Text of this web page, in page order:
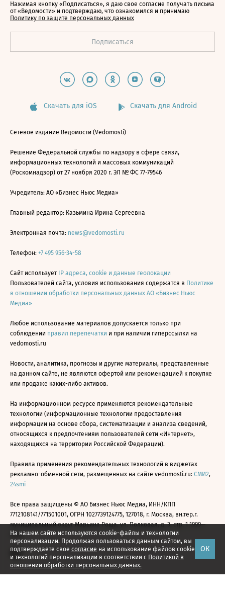
На нашем сайте используются cookie-файлы и технологии
персонализации. Продолжая пользоваться данным сайтом, вы
подтверждаете свое согласие на использование файлов cookie
и технологий персонализации в соответствии с Политикой в
отношении обработки персональных данных.
ОК
Нажимая кнопку «Подписаться», я даю свое согласие получать письма
от «Ведомости» и подтверждаю, что ознакомился и принимаю
Политику по защите персональных данных
Скачать для iOS Скачать для Android
Сетевое издание Ведомости (Vedomosti)
Решение Федеральной службы по надзору в сфере связи,
информационных технологий и массовых коммуникаций
(Роскомнадзор) от 27 ноября 2020 г. ЭЛ № ФС 77-79546
Учредитель: АО «Бизнес Ньюс Медиа»
Главный редактор: Казьмина Ирина Сергеевна
Электронная почта: news@vedomosti.ru
Телефон: +7 495 956-34-58
Сайт использует IP адреса, cookie и данные геолокации
Пользователей сайта, условия использования содержатся в Политике
в отношении обработки персональных данных АО «Бизнес Ньюс
Медиа»
Любое использование материалов допускается только при
соблюдении правил перепечатки и при наличии гиперссылки на
vedomosti.ru
Новости, аналитика, прогнозы и другие материалы, представленные
на данном сайте, не являются офертой или рекомендацией к покупке
или продаже каких-либо активов.
На информационном ресурсе применяются рекомендательные
технологии (информационные технологии предоставления
информации на основе сбора, систематизации и анализа сведений,
относящихся к предпочтениям пользователей сети «Интернет»,
находящихся на территории Российской Федерации).
Правила применения рекомендательных технологий в виджетах
рекламно-обменной сети, размещенных на сайте vedomosti.ru: СМИ2,
24smi
Все права защищены © АО Бизнес Ньюс Медиа, ИНН/КПП
7712108141/771501001, ОГРН 1027739124775, 127018, г. Москва, вн.тер.г.
муниципальный округ Марьина Роща, ул. Полковая, д. 3, стр. 1 1999—
2026